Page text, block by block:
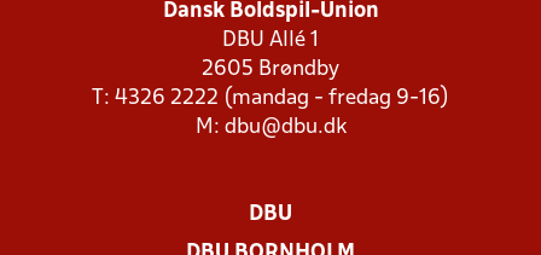
Dansk Boldspil-Union
DBU Allé 1
2605 Brøndby
T: 4326 2222 (mandag - fredag 9-16)
M: dbu@dbu.dk
DBU